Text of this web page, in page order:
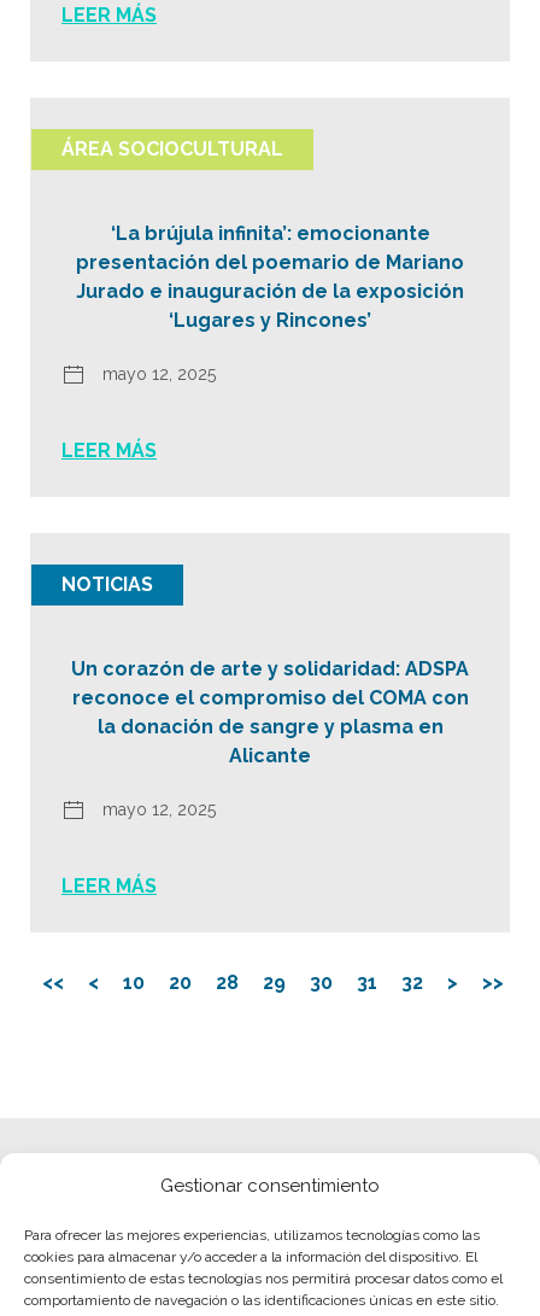
Gestionar consentimiento
Para ofrecer las mejores experiencias, utilizamos tecnologías como las
cookies para almacenar y/o acceder a la información del dispositivo. El
consentimiento de estas tecnologías nos permitirá procesar datos como el
comportamiento de navegación o las identificaciones únicas en este sitio.
LEER MÁS
ÁREA SOCIOCULTURAL
‘La brújula infinita’: emocionante
presentación del poemario de Mariano
Jurado e inauguración de la exposición
‘Lugares y Rincones’
mayo 12, 2025
LEER MÁS
NOTICIAS
Un corazón de arte y solidaridad: ADSPA
reconoce el compromiso del COMA con
la donación de sangre y plasma en
Alicante
mayo 12, 2025
LEER MÁS
<< < 10 20 28 29 30 31 32 > >>